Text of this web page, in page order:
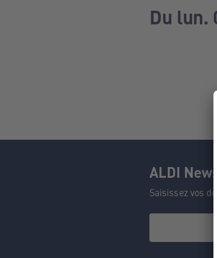
Du lun.
ALDI
Saisissez vos